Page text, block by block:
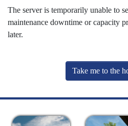
The server is temporarily unable to
maintenance downtime or capacity
later.
Take me to the